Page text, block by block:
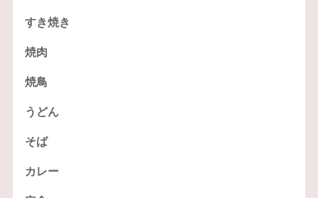
すき焼き
焼肉
焼鳥
うどん
そば
カレー